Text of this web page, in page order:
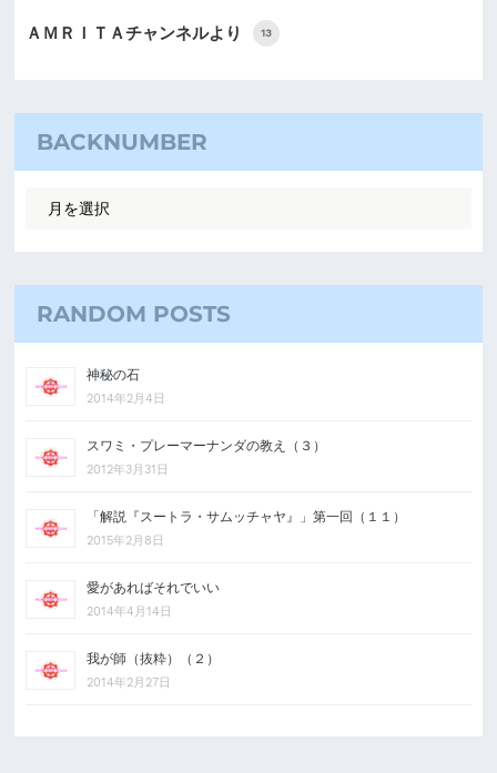
ＡＭＲＩＴＡチャンネルより 13
BACKNUMBER
RANDOM POSTS
神秘の石
2014年2月4日
スワミ・プレーマーナンダの教え（３）
2012年3月31日
「解説『スートラ・サムッチャヤ』」第一回（１１）
2015年2月8日
愛があればそれでいい
2014年4月14日
我が師（抜粋）（２）
2014年2月27日